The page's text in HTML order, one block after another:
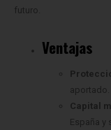
futuro.
Ventajas
aportado.
Capital
España y